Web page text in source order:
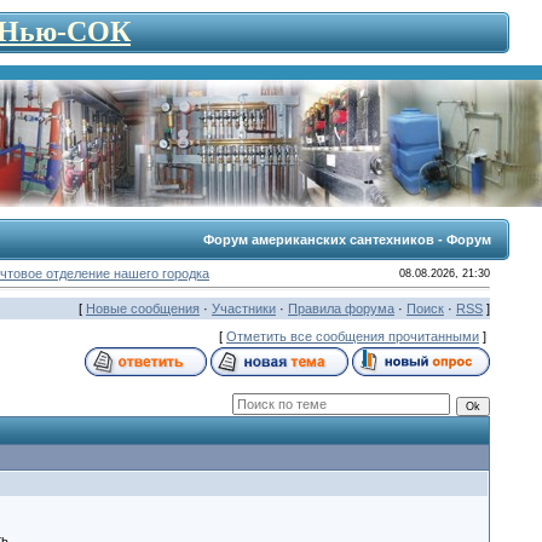
Нью-СОК
Форум американских сантехников - Форум
отделение нашего городка 08.08.2026, 21:30
[ Новые сообщения· Участники· Правила форума· Поиск· RSS]
[ Отметить все сообщения прочитанными]